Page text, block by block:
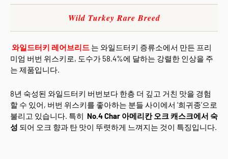
Wild Turkey Rare Breed
와일드터키 레어브리드 는 와일드터키 증류소에서 만든 프리
미엄 버번 위스키로, 도수가 58.4%에 달하는 강렬한 인상을 주
는 제품입니다.
8년 숙성된 와일드터키 버번보다 한층 더 깊고 거친 맛을 경험
할 수 있어, 버번 위스키를 좋아하는 분들 사이에서 ‘희귀종’으로
불리고 있습니다. 특히 No.4 Char 아메리칸 오크 캐스크에서 숙
성 되어 오크 향과 탄 맛이 뚜렷하게 느껴지는 것이 특징입니다.